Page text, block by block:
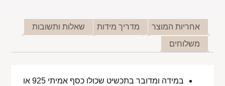
אחריות המוצר מדריך מידות
שאלות ותשובות
משלוחים
במידה ומדובר בתכשיט שכולו כסף אמיתי 925 או